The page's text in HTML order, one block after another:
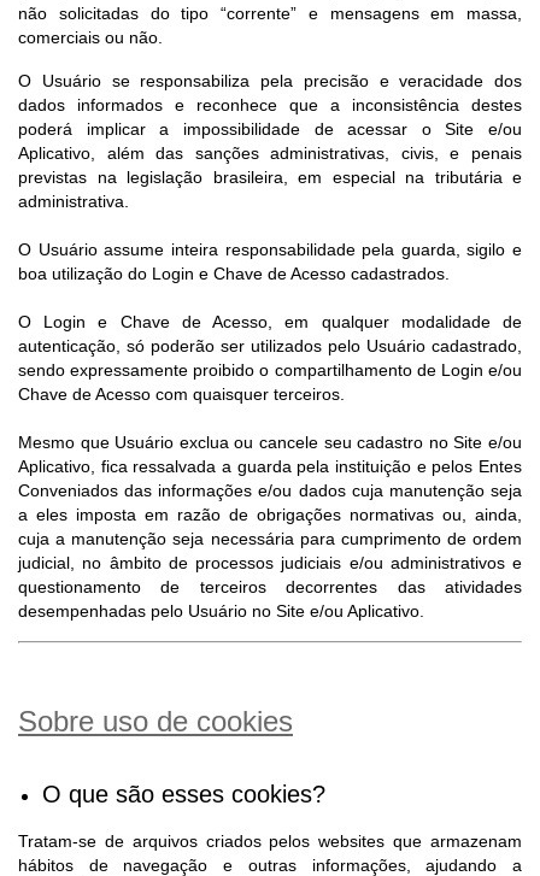
não solicitadas do tipo “corrente” e mensagens em massa,
comerciais ou não.
O Usuário se responsabiliza pela precisão e veracidade dos
dados informados e reconhece que a inconsistência destes
poderá implicar a impossibilidade de acessar o Site e/ou
Aplicativo, além das sanções administrativas, civis, e penais
previstas na legislação brasileira, em especial na tributária e
administrativa.
O Usuário assume inteira responsabilidade pela guarda, sigilo e
boa utilização do Login e Chave de Acesso cadastrados.
O Login e Chave de Acesso, em qualquer modalidade de
autenticação, só poderão ser utilizados pelo Usuário cadastrado,
sendo expressamente proibido o compartilhamento de Login e/ou
Chave de Acesso com quaisquer terceiros.
Mesmo que Usuário exclua ou cancele seu cadastro no Site e/ou
Aplicativo, fica ressalvada a guarda pela instituição e pelos Entes
Conveniados das informações e/ou dados cuja manutenção seja
a eles imposta em razão de obrigações normativas ou, ainda,
cuja a manutenção seja necessária para cumprimento de ordem
judicial, no âmbito de processos judiciais e/ou administrativos e
questionamento de terceiros decorrentes das atividades
desempenhadas pelo Usuário no Site e/ou Aplicativo.
Sobre uso de cookies
O que são esses cookies?
Tratam-se de arquivos criados pelos websites que armazenam
hábitos de navegação e outras informações, ajudando a